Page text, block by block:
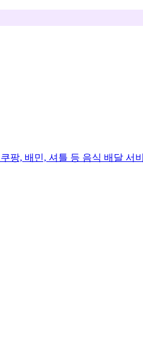
쿠팡, 배민, 셔틀 등 음식 배달 서